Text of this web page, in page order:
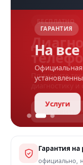
ГАРАНТИЯ
На
Официальная
Услуги
Гарантия на
официально,